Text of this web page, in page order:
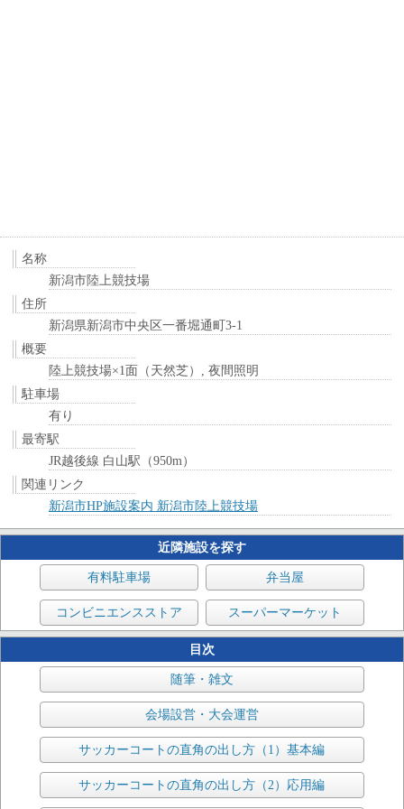
名称
新潟市陸上競技場
住所
新潟県新潟市中央区一番堀通町3-1
概要
陸上競技場×1面（天然芝）, 夜間照明
駐車場
有り
最寄駅
JR越後線 白山駅（950m）
関連リンク
新潟市HP施設案内 新潟市陸上競技場
近隣施設を探す
有料駐車場 弁当屋
コンビニエンスストア スーパーマーケット
目次
随筆・雑文
会場設営・大会運営
サッカーコートの直角の出し方（1）基本編
サッカーコートの直角の出し方（2）応用編